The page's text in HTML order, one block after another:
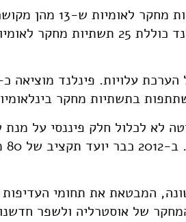
מפת הדרכים של פינלנד
ב-2008 הועדה החליטה לא לכלול חלק
המבטאת את תחומי
של אוסטרליה ולשפר